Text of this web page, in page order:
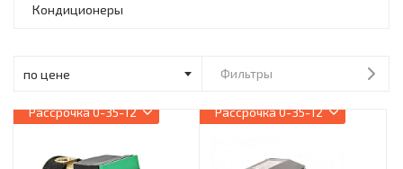
Кондиционеры
Фильтры
Рассрочка0-35-12 Рассрочка0-35-12